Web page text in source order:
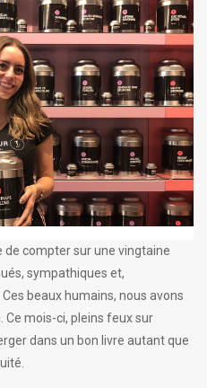
de compter sur une vingtaine
sympathiques et,
beaux humains, nous avons
Ce mois-ci, pleins feux sur
dans un bon livre autant que